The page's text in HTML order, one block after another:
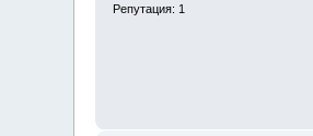
Репутация: 1